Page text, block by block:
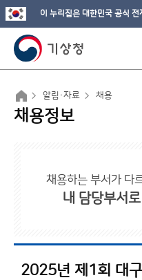
이 누리집은 대한민국 공식
알림·자료 채용
채용정보
채용하는 부서가 다
내 담당부서로